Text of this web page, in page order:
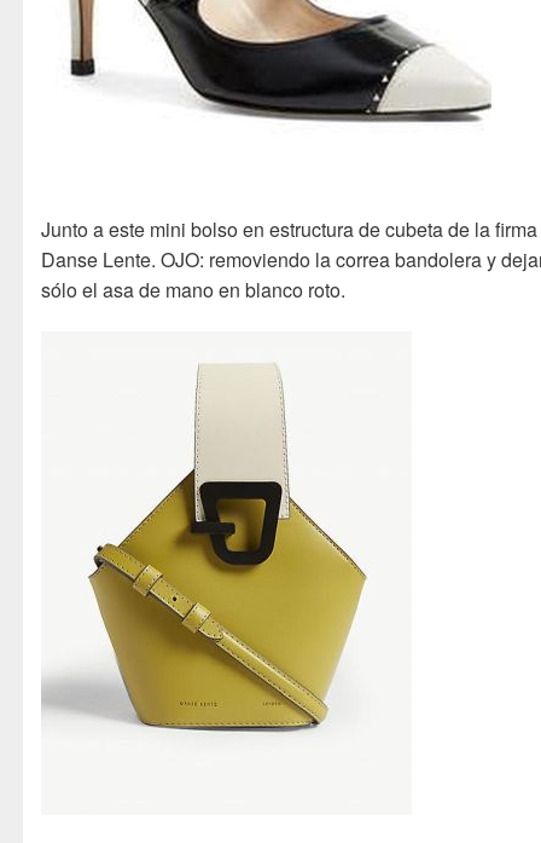
Junto a este mini bolso en estructura de cubeta de la firma
Danse Lente. OJO: removiendo la correa bandolera y
sólo el asa de mano en blanco roto.